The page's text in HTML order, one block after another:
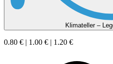
Klimateller –
0.80 € | 1.00 € | 1.20 €